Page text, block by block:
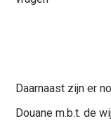
Daarnaast zijn er
Douane m.b.t. de